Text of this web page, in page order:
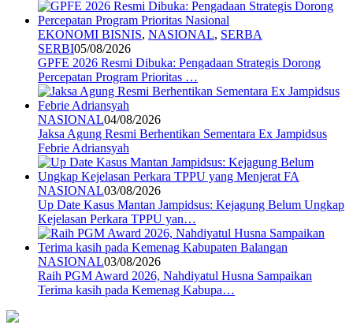
EKONOMI BISNIS, NASIONAL, SERBA
SERBI05/08/2026
GPFE 2026 Resmi Dibuka: Pengadaan Strategis Dorong
Percepatan Program Prioritas …
NASIONAL04/08/2026
Jaksa Agung Resmi Berhentikan Sementara Ex Jampidsus
Febrie Adriansyah
NASIONAL03/08/2026
Up Date Kasus Mantan Jampidsus: Kejagung Belum Ungkap
Kejelasan Perkara TPPU yan…
NASIONAL03/08/2026
Raih PGM Award 2026, Nahdiyatul Husna Sampaikan
Terima kasih pada Kemenag Kabupa…